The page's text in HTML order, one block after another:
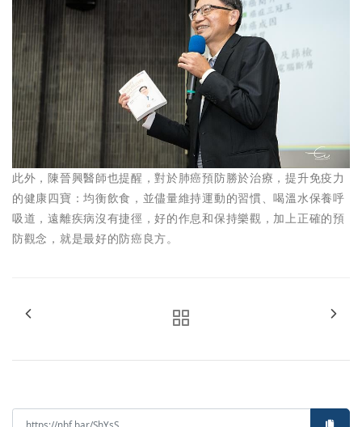
此外，陳晉興醫師也提醒，對於肺癌預防勝於治療，提升免疫力
的健康四寶：均衡飲食，並儘量維持運動的習慣、喝溫水保養呼
吸道，遠離疾病沒有捷徑，好的作息和保持樂觀，加上正確的預
防觀念，就是最好的防癌良方。